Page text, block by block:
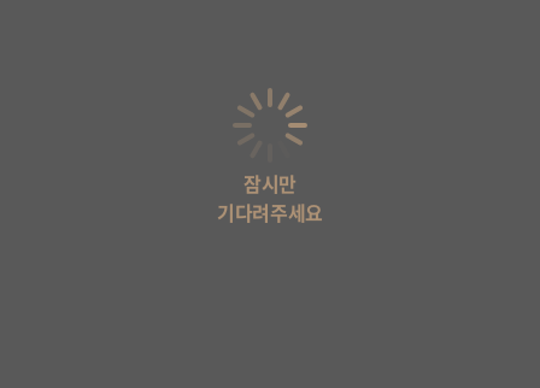
잠시만
기다려주세요